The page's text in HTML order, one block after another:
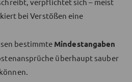
bei Verstößen eine
bestimmte Mindestangaben
überhaupt sauber